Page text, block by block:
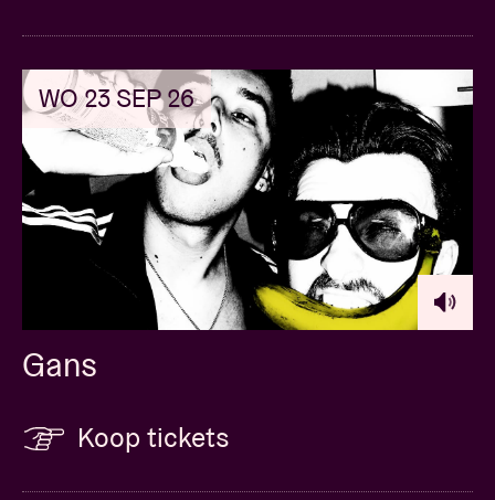
WO 23 SEP 26
Gans
Koop tickets